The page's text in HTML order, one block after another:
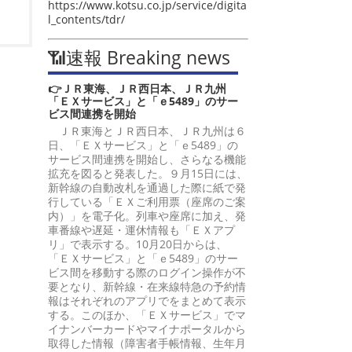
https://www.kotsu.co.jp/service/digita
l_contents/tdr/
📶速報 Breaking news
👉ＪＲ東海、ＪＲ西日本、ＪＲ九州
「ＥＸサービス」と「ｅ5489」のサー
ビス間連携を開始
ＪＲ東海とＪＲ西日本、ＪＲ九州は６
日、「ＥＸサービス」と「ｅ5489」の
サービス間連携を開始し、さらなる機能
拡充を図ると発表した。９月15日には、
新幹線の自動改札を通過した際に紙で発
行している「ＥＸご利用票（座席のご案
内）」を電子化。列車や座席に加え、発
車番線や遅延・運休情報も「ＥＸアプ
リ」で表示する。10月20日からは、
「ＥＸサービス」と「ｅ5489」のサー
ビス間を移動する際のログイン操作が不
要となり、新幹線・在来線特急の予約情
報はそれぞれのアプリでをまとめて表示
する。このほか、「ＥＸサービス」でマ
イナンバーカードやマイナポータルから
取得した情報（障害者手帳情報、生年月